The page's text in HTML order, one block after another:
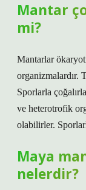
Mantar
mi?
Mantarlar
organizmalardır.
Sporlarla
ve heterotrofik
olabilirler.
Maya
nelerdir?